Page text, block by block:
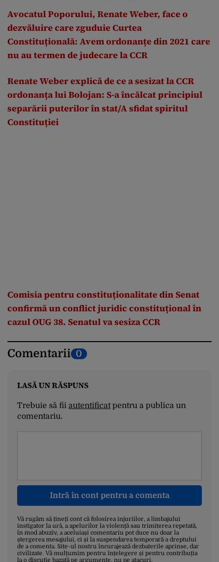
Avocatul Poporului, Renate Weber, face o
dezvăluire care zguduie Curtea
Constituțională: Avem ordonanțe din 2021 care
nu au termen de judecare la CCR
Renate Weber explică de ce a sesizat la CCR
ordonanța lui Bolojan: S-a încălcat principiul
separării puterilor în stat/A sfidat spiritul
Constituției
Comisia pentru constituționalitate din Senat
confirmă un conflict juridic constituțional în
cazul OUG 38. Senatul va sesiza CCR
Comentarii 0
LASĂ UN RĂSPUNS
Trebuie să fii autentificatpentru a publica un
comentariu.
Intră în cont pentru a comenta
Vă rugăm să țineți cont că folosirea injuriilor, a limbajului
instigator la ură, a apelurilor la violență sau trimiterea repetată,
în mod abuziv, a aceluiași comentariu pot duce nu doar la
ștergerea mesajului, ci și la suspendarea temporară a dreptului
de a comenta. Site-ul nostru încurajează dezbaterile aprinse, dar
civilizate. Vă mulțumim pentru înțelegere și pentru contribuția
la o discuție bazată pe argumente, nu pe atacuri.